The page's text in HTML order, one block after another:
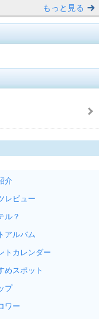
もっと見る
介
レビュー
ル？
アルバム
トカレンダー
めスポット
プ
ワー